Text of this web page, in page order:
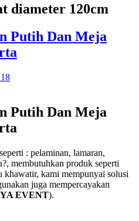
diameter 120cm
Putih Dan Meja
Putih Dan Meja
: pelaminan, lamaran,
membutuhkan produk seperti
khawatir, kami mempunyai solusi
juga mempercayakan
EVENT).